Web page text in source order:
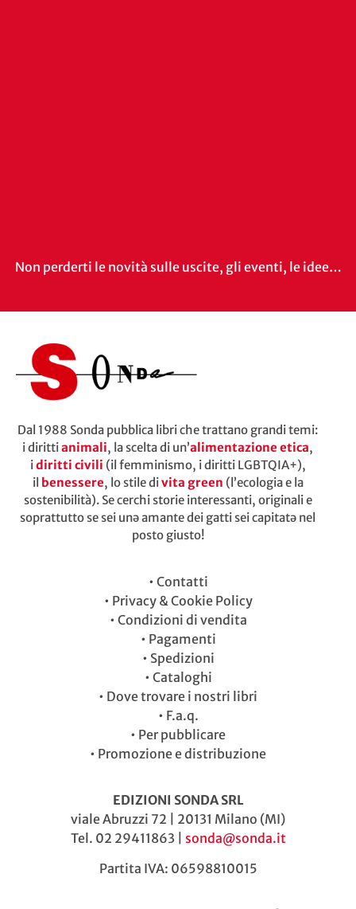
Non perderti le novità sulle uscite, gli eventi, le idee…
Dal 1988 Sonda pubblica libri che trattano grandi temi:
i dirittianimali, la scelta di un’alimentazione etica,
idiritti civili (il femminismo, i diritti LGBTQIA+),
il benessere, lo stile divita green (l’ecologia e la
sostenibilità). Se cerchi storie interessanti, originali e
soprattutto se sei unə amante dei gatti sei capitatə nel
posto giusto!
• Contatti
• Privacy & Cookie Policy
• Condizioni di vendita
• Pagamenti
• Spedizioni
• Cataloghi
• Dove trovare i nostri libri
• F.a.q.
• Per pubblicare
• Promozione e distribuzione
EDIZIONI SONDA SRL
viale Abruzzi 72 | 20131 Milano (MI)
Tel. 02 29411863 | sonda@sonda.it
Partita IVA: 06598810015